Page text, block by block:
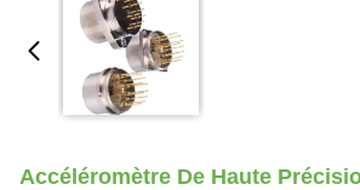
Accéléromètre De Haute